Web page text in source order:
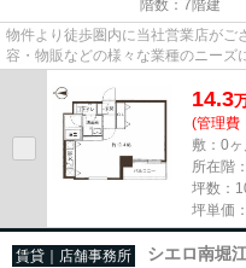
階数：7階建
物件より徒歩圏内に当社営業店がご
容・物販などの様々な業種のニーズ
尚、弊社ではおとり広告は一切...
14.3
(管理費
敷：0
所在階
坪数：
坪単価：
賃貸｜店舗事務所 シエロ南堀